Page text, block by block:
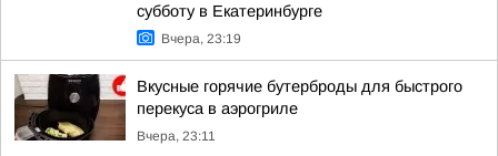
субботу в Екатеринбурге
Вчера, 23:19
Вкусные горячие бутерброды для быстрого
перекуса в аэрогриле
Вчера, 23:11